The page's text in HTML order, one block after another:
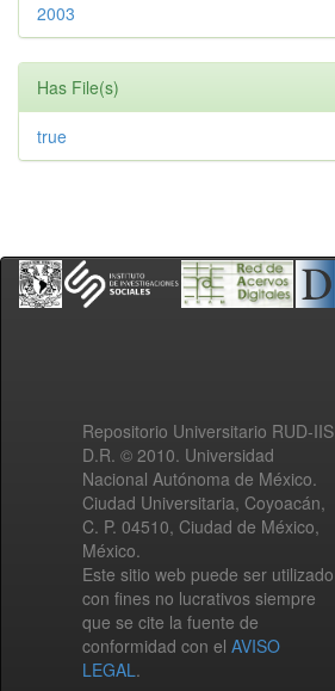
2003
Has File(s)
true
Repositorio Universitario RUD-IIS
D.R. © 2010. Universidad
Nacional Autónoma de México.
Ciudad Universitaria, Coyoacán,
C. P. 04510, Ciudad de México,
México.
Este sitio web puede ser utilizado
con fines no lucrativos siempre
que se cite la fuente de
conformidad con el AVISO
LEGAL.